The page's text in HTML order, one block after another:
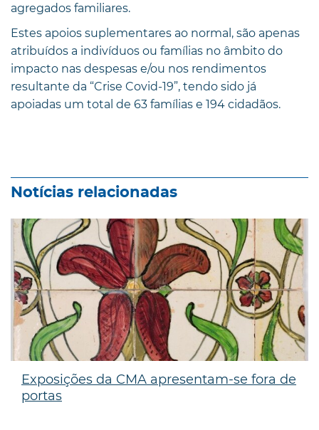
agregados familiares.
Estes apoios suplementares ao normal, são apenas
atribuídos a indivíduos ou famílias no âmbito do
impacto nas despesas e/ou nos rendimentos
resultante da “Crise Covid-19”, tendo sido já
apoiadas um total de 63 famílias e 194 cidadãos.
Notícias relacionadas
Exposições da CMA apresentam-se fora de
portas